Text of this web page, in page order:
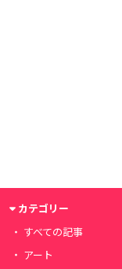
カテゴリー
すべての記事
アート